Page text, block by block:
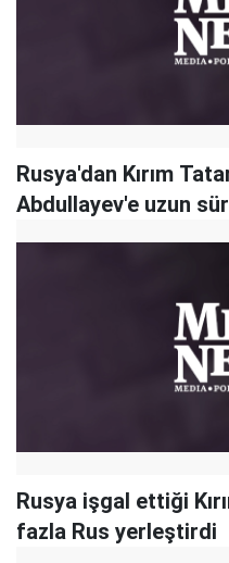
Rusya'dan Kırım
Abdullayev'e uzun
Rusya işgal ettiği
fazla Rus yerleştirdi